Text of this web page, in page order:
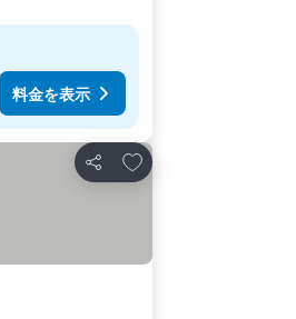
料金を表示
シェア
お気に入りに追加